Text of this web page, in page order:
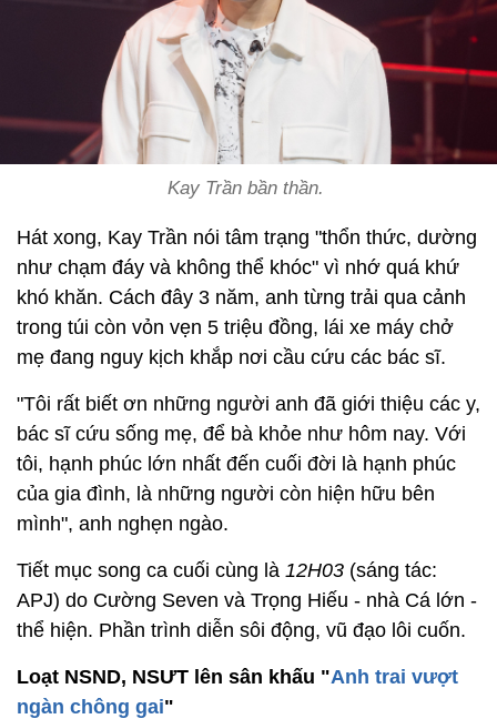
Kay Trần bần thần.
Hát xong, Kay Trần nói tâm trạng "thổn thức, dường
như chạm đáy và không thể khóc" vì nhớ quá khứ
khó khăn. Cách đây 3 năm, anh từng trải qua cảnh
trong túi còn vỏn vẹn 5 triệu đồng, lái xe máy chở
mẹ đang nguy kịch khắp nơi cầu cứu các bác sĩ.
"Tôi rất biết ơn những người anh đã giới thiệu các y,
bác sĩ cứu sống mẹ, để bà khỏe như hôm nay. Với
tôi, hạnh phúc lớn nhất đến cuối đời là hạnh phúc
của gia đình, là những người còn hiện hữu bên
mình", anh nghẹn ngào.
Tiết mục song ca cuối cùng là 12H03 (sáng tác:
APJ) do Cường Seven và Trọng Hiếu - nhà Cá lớn -
thể hiện. Phần trình diễn sôi động, vũ đạo lôi cuốn.
Loạt NSND, NSƯT lên sân khấu "Anh trai vượt
ngàn chông gai"